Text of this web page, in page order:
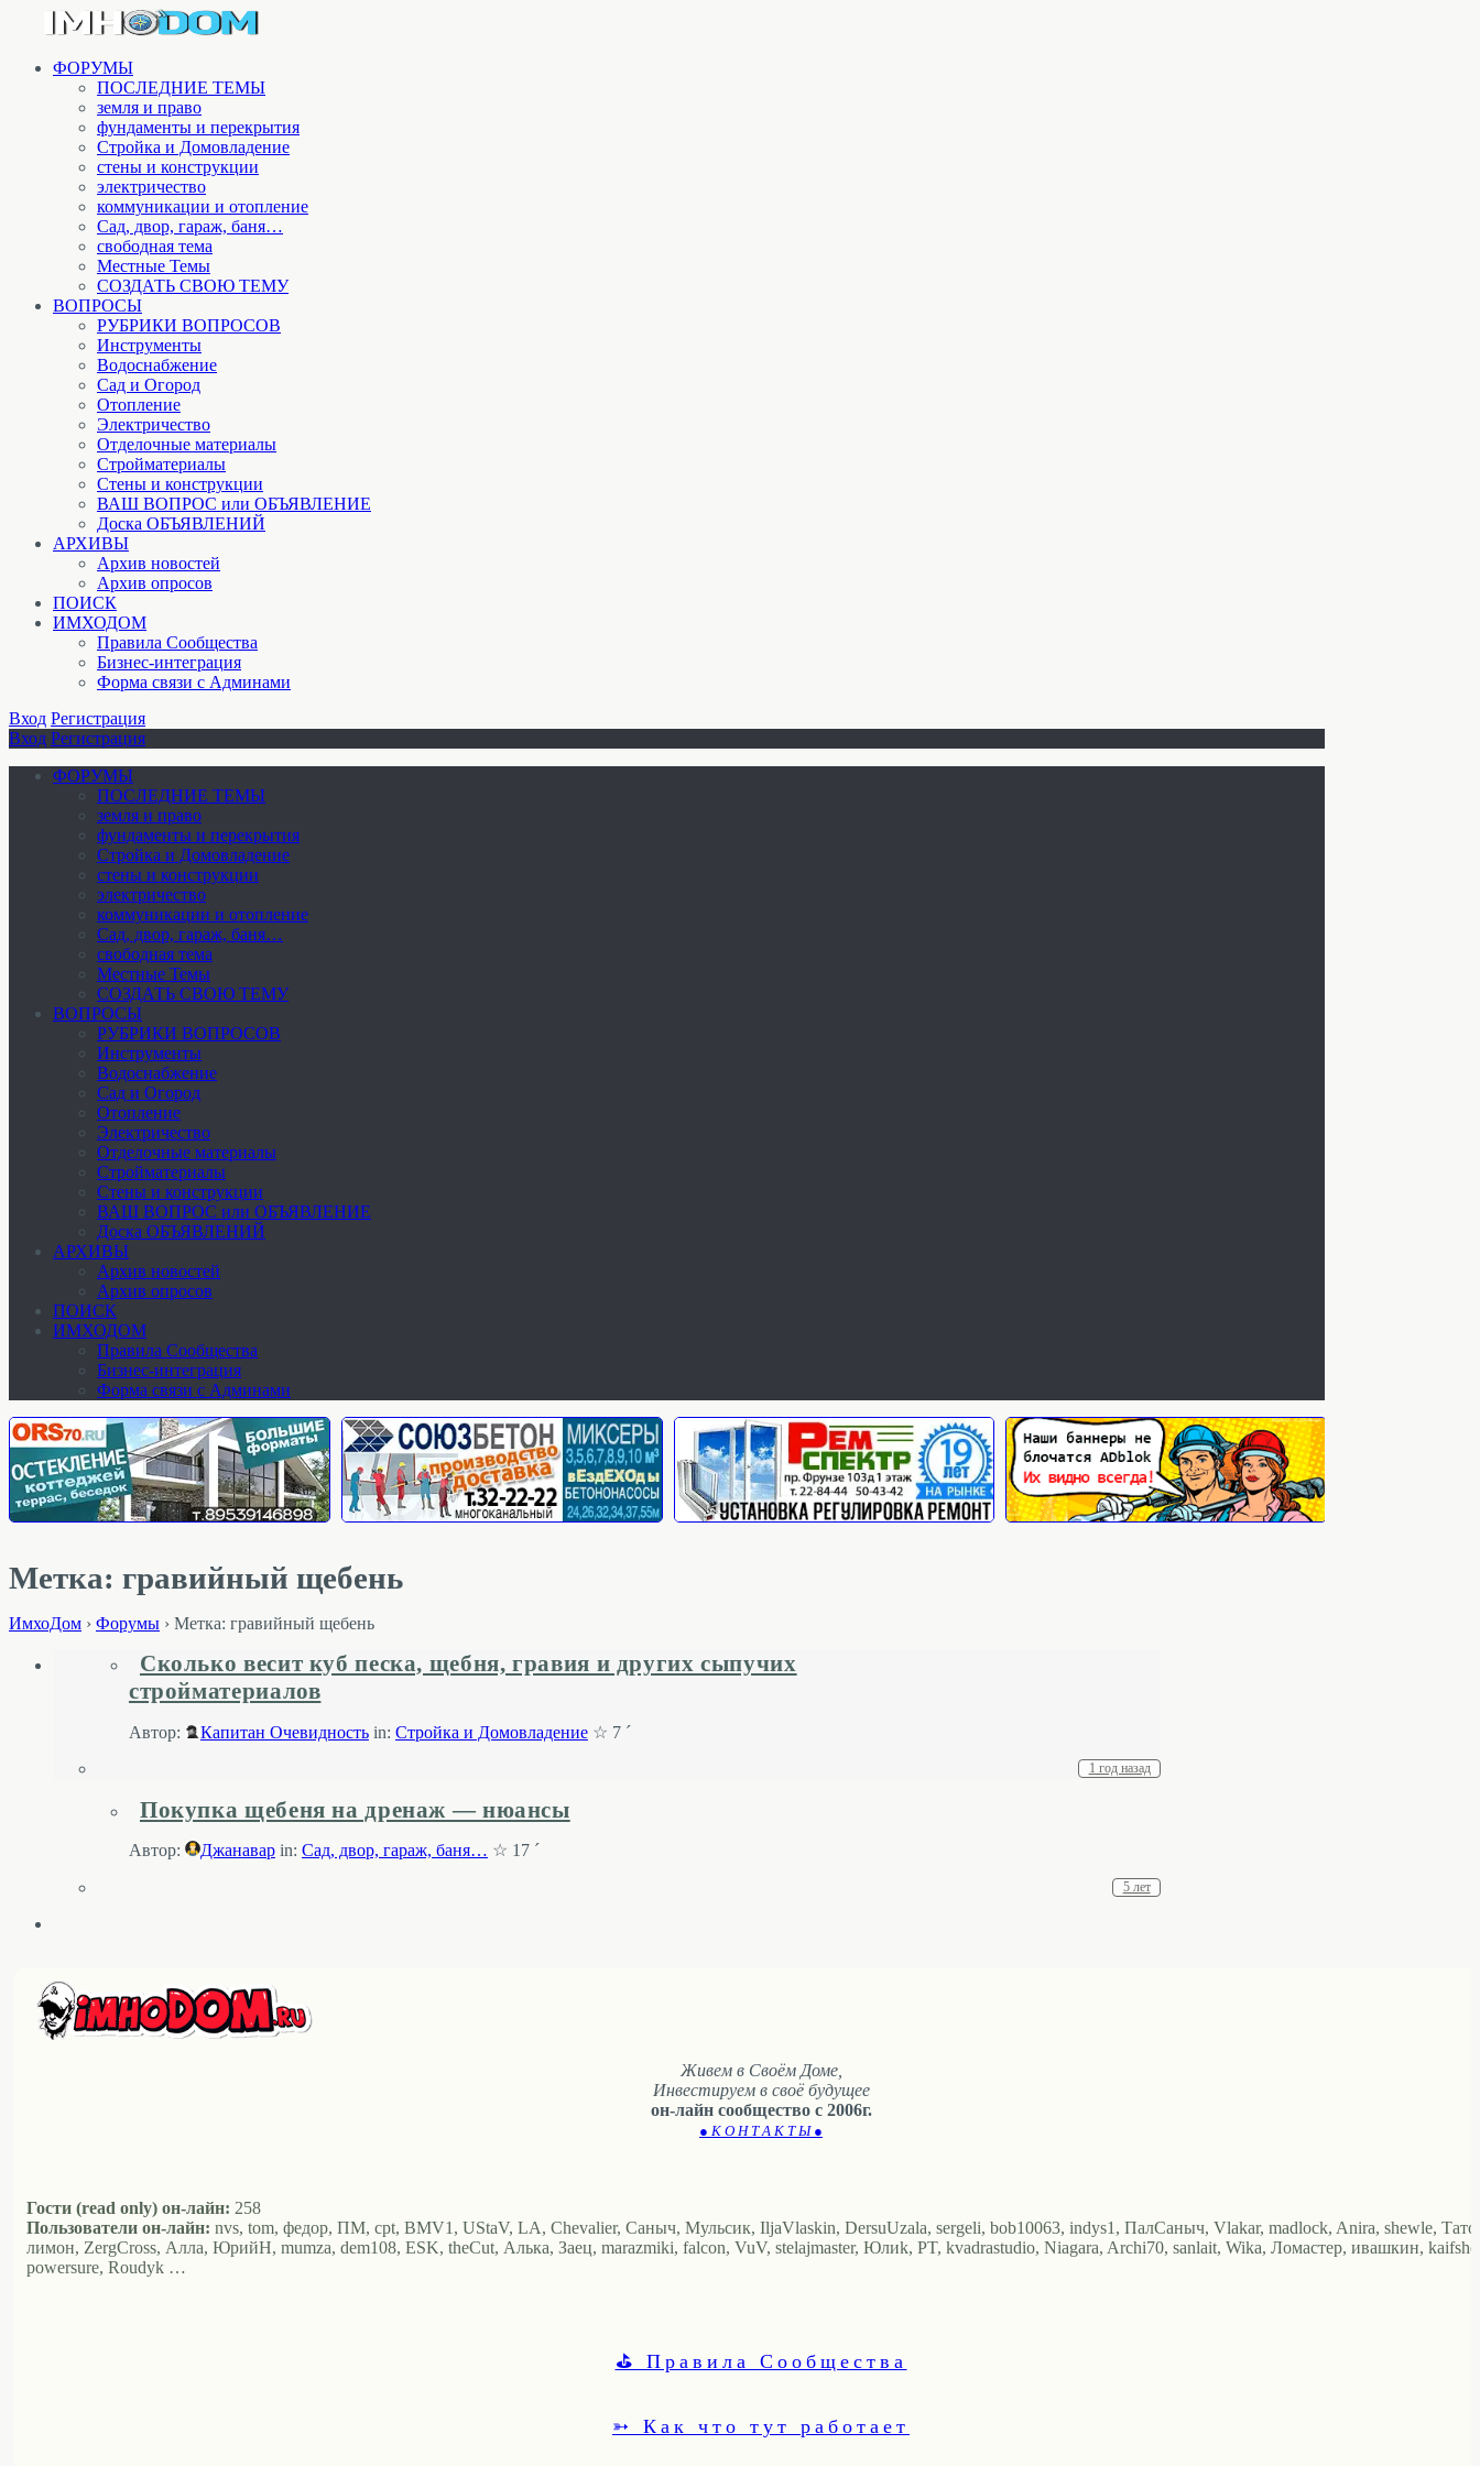
ФОРУМЫ
ПОСЛЕДНИЕ ТЕМЫ
земля и право
фундаменты и перекрытия
Стройка и Домовладение
стены и конструкции
электричество
коммуникации и отопление
Cад, двор, гараж, баня…
свободная тема
Местные Темы
СОЗДАТЬ СВОЮ ТЕМУ
ВОПРОСЫ
РУБРИКИ ВОПРОСОВ
Инструменты
Водоснабжение
Сад и Огород
Отопление
Электричество
Отделочные материалы
Стройматериалы
Стены и конструкции
ВАШ ВОПРОС или ОБЪЯВЛЕНИЕ
Доска ОБЪЯВЛЕНИЙ
АРХИВЫ
Архив новостей
Архив опросов
ПОИСК
ИМХОДОМ
Правила Сообщества
Бизнес-интеграция
Форма связи с Админами
Вход Регистрация
Вход Регистрация
ФОРУМЫ
ПОСЛЕДНИЕ ТЕМЫ
земля и право
фундаменты и перекрытия
Стройка и Домовладение
стены и конструкции
электричество
коммуникации и отопление
Cад, двор, гараж, баня…
свободная тема
Местные Темы
СОЗДАТЬ СВОЮ ТЕМУ
ВОПРОСЫ
РУБРИКИ ВОПРОСОВ
Инструменты
Водоснабжение
Сад и Огород
Отопление
Электричество
Отделочные материалы
Стройматериалы
Стены и конструкции
ВАШ ВОПРОС или ОБЪЯВЛЕНИЕ
Доска ОБЪЯВЛЕНИЙ
АРХИВЫ
Архив новостей
Архив опросов
ПОИСК
ИМХОДОМ
Правила Сообщества
Бизнес-интеграция
Форма связи с Админами
Метка: гравийный щебень
ИмхоДом › Форумы › Метка: гравийный щебень
Сколько весит куб песка, щебня, гравия и других сыпучих
стройматериалов
Автор: Капитан Очевидность in: Стройка и Домовладение☆ 7 ´
1 год назад
Покупка щебеня на дренаж — нюансы
Автор: Джанавар in: Cад, двор, гараж, баня… ☆ 17 ´
5 лет
Живем в Своём Доме,
Инвестируем в своё будущее
он-лайн сообщество с 2006г.
● К О Н Т А К Т Ы ●
Гости (read only) он-лайн: 258
Пользователи он-лайн: nvs, tom, федор, ПМ, cpt, BMV1, UStaV, LA, Chevalier, Саныч, Мульсик, IljaVlaskin, DersuUzala, sergeli, bob10063, indys1, ПалСаныч, Vlakar, madlock, Anira, shewle,
лимон, ZergCross, Алла, ЮрийН, mumza, dem108, ESK, theCut, Алька, Заец, marazmiki, falcon, VuV, stelajmaster, Юлиk, PT, kvadrastudio, Niagara, Archi70, sanlait, Wika, Ломастер, ивашкин,
powersure, Roudyk …
⛳ Правила Сообщества
➳ Как что тут работает